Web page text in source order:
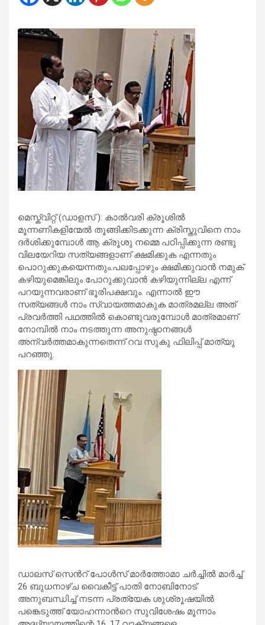
മെസ്ക്വിറ്റ് (ഡാളസ് ): കാൽവരി ക്രൂശിൽ
മൂന്നണികളിന്മേൽ തൂങ്ങിക്കിടക്കുന്ന ക്രിസ്തുവിനെ നാം
ദർശിക്കുമ്പോൾ ആ ക്രൂശു നമ്മെ പഠിപ്പിക്കുന്ന രണ്ടു
വിലയേറിയ സത്യങ്ങളാണ് ക്ഷമിക്കുക എന്നതും
പൊറുക്കുകയെന്നതും.പലപ്പോഴും ക്ഷമിക്കുവാൻ നമുക്
കഴിയുമെങ്കിലും പോറുക്കുവാൻ കഴിയുന്നില്ല എന്ന്
പറയുന്നവരാണ് ഭൂരിപക്ഷവും. എന്നാൽ ഈ
സത്യങ്ങൾ നാം സ്വായത്തമാകുക മാത്രമല്ല അത്
പ്രവർത്തി പഥത്തിൽ കൊണ്ടുവരുമ്പോൾ മാത്രമാണ്
നോമ്പിൽ നാം നടത്തുന്ന അനുഷ്ഠാനങ്ങൾ
അന്വർത്തമാകുന്നതെന്ന്‌ റവ സുകു ഫിലിപ്പ് മാത്യു
പറഞ്ഞു.
ഡാലസ് സെൻറ് പോൾസ് മാർത്തോമാ ചർച്ചിൽ മാർച്ച്
26 ബുധനാഴ്ച വൈകീട്ട് പാതി നോബിനോട്
അനുബന്ധിച്ച് നടന്ന പ്രത്യേക ശുശ്രൂഷയിൽ
പങ്കെടുത്ത് യോഹന്നാൻറെ സുവിശേഷം മൂന്നാം